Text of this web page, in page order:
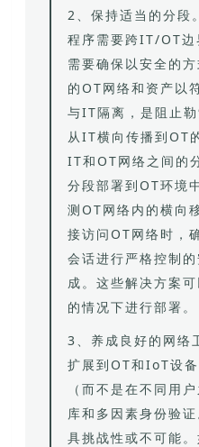
2、保持适当的分段
程序需要跨IT/OT边
需要确保以安全的
的OT网络和资产以
与IT隔离，是阻止
从IT横向传播到OT
IT和OT网络之间的
分段部署到OT环境
测OT网络内的横向
接访问OT网络时，
会话进行严格控制
成。这些解决方案
的情况下进行部署。
3、养成良好的网络
扩展到OT和IoT设
（而不是在不同用
库和多因素身份验
具挑战性或不可能